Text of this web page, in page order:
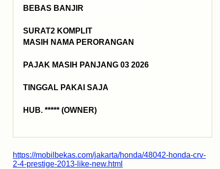
BEBAS BANJIR
SURAT2 KOMPLIT
MASIH NAMA PERORANGAN
PAJAK MASIH PANJANG 03 2026
TINGGAL PAKAI SAJA
HUB. ***** (OWNER)
https://mobilbekas.com/jakarta/honda/48042-honda-crv-
2-4-prestige-2013-like-new.html